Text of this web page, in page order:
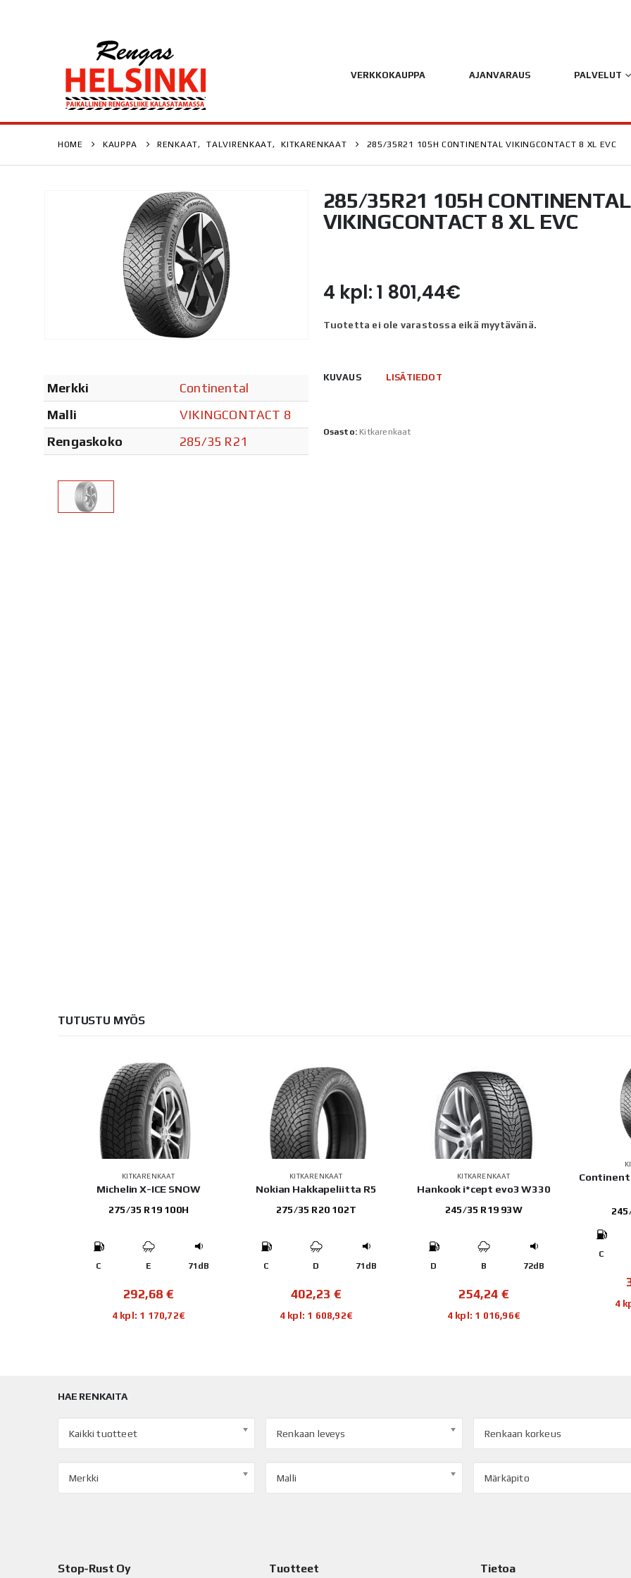
VERKKOKAUPPA AJANVARAUS PALVELUT
HOME KAUPPA RENKAAT, TALVIRENKAAT, KITKARENKAAT 285/35R21 105H CONTINENTAL VIKINGCONTACT 8 XL EVC
Merkki
Continental
Malli
VIKINGCONTACT 8
Rengaskoko
285/35 R21
285/35R21 105H CONTINENTAL
VIKINGCONTACT 8 XL EVC
4 kpl: 1 801,44€
Tuotetta ei ole varastossa eikä myytävänä.
KUVAUS LISÄTIEDOT
Osasto: Kitkarenkaat
TUTUSTU MYÖS
KITKARENKAAT
Nokian Hakkapeliitta R5
275/35 R20 102T
C D 71dB
402,23 €
4 kpl: 1 608,92€
KITKARENKAAT
Hankook i*cept evo3 W330
245/35 R19 93W
D B 72dB
254,24 €
4 kpl: 1 016,96€
Continental VIKINGCONTACT
8
245/40 R21 100T
C D
4 kpl: 1 593,56€
HAE RENKAITA
Kaikki tuotteet Renkaan leveys Renkaan korkeus
Merkki Malli Märkäpito
Stop-Rust Oy Tuotteet Tietoa